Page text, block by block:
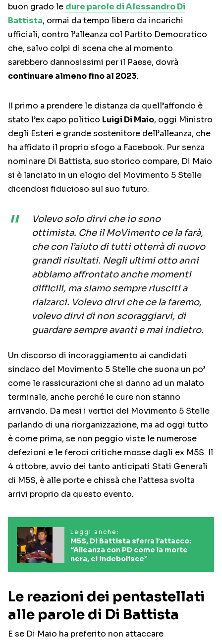
buon grado le dure parole di Alessandro Di
Battista, ormai da tempo libero da incarichi
ufficiali, contro l’alleanza col Partito Democratico
che, salvo colpi di scena che al momento
sarebbero dannosissimi per il Paese, dovrà
continuare almeno fino al 2023.
Il primo a prendere le distanza da quell’affondo è
stato l’ex capo politico Luigi Di Maio, oggi Ministro
degli Esteri e grande sostenitore dell’alleanza, che
ha affidato il proprio sfogo a Facebook. Pur senza
nominare Di Battista, suo storico compare, Di Maio
si è lanciato in un elogio del Movimento 5 Stelle
dicendosi fiducioso sul suo futuro:
Volevo solo dirvi che io sono
ottimista. Che il MoVimento ce la farà,
che con l’aiuto di tutti otterrà di nuovo
grandi risultati. Negli ultimi otto anni
abbiamo affrontato anche momenti
difficili, ma siamo sempre riusciti a
rialzarci. Volevo dirvi che ce la faremo,
volevo dirvi di non scoraggiarvi, di
guardare sempre avanti e mai indietro.
Un discorso di incoraggiamento ai candidati
sindaco del Movimento 5 Stelle che suona un po’
come le rassicurazioni che si danno ad un malato
terminale, anche perché le cure non stanno
arrivando. Da mesi i vertici del Movimento 5 Stelle
parlando di una riorganizzazione, ma ad oggi tutto
è come prima, se non peggio viste le numerose
defezioni e le feroci critiche mosse dagli ex M5S. Il
4 ottobre, avvio dei tanto anticipati Stati Generali
di M5S, è alle porte e chissà che l’attesa svolta
arrivi proprio da questo evento.
Leggi anche:
M5S, Di Battista sferra l’attacco:
“Alleanza con PD come la morte
nera, ci indebolisce”
Le reazioni dei pentastellati
alle parole di Di Battista
E se Di Maio ha preferito non attaccare